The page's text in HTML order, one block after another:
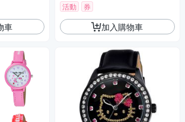
車
活動 券
加入購物車